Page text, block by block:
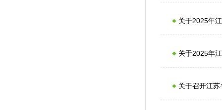
关于2025年
关于2025年
关于召开江